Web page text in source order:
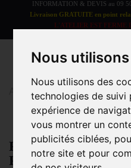
Nous
Nous utilisons des
technologies de
expérience de
vous montrer un
publicités ciblées,
notre site et pour
INFORMATION & DEVIS au 09
Livraison GRATUITE en point
L'ATELIER EST FERME
Accueil > Linge de bain >
Poncho Enfant –
Personnalisation